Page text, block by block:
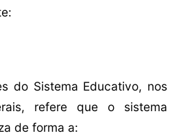
do Sistema Educativo, nos
refere que o sistema
de forma a: